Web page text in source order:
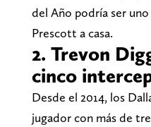
del Año podría ser
Prescott a casa.
2. Trevon
cinco
Desde el 2014, los
jugador con más de